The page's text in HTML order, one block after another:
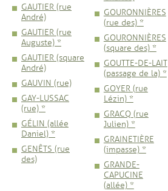
GAUTIER (rue
André)
GAUTIER (rue
Auguste) *
GAUTIER (square
André)
GAUVIN (rue)
GAY-LUSSAC
(rue) *
GÉLIN (allée
Daniel) *
GENÊTS (rue
des)
GOURONNIÈRES
(rue des) *
GOURONNIÈRES
(square des) *
GOUTTE-DE-LAIT
(passage de la) *
GOYER (rue
Lézin) *
GRACQ (rue
Julien) *
GRAINETIÈRE
(impasse) *
GRANDE-
CAPUCINE
(allée) *